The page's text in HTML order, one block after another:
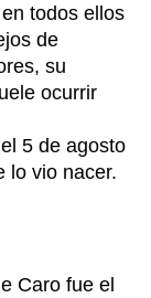
todos ellos
de
su
ocurrir
5 de agosto
lo vio nacer.
Caro fue el